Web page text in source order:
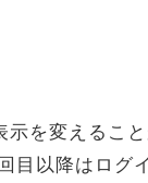
を変えること
目以降はログ